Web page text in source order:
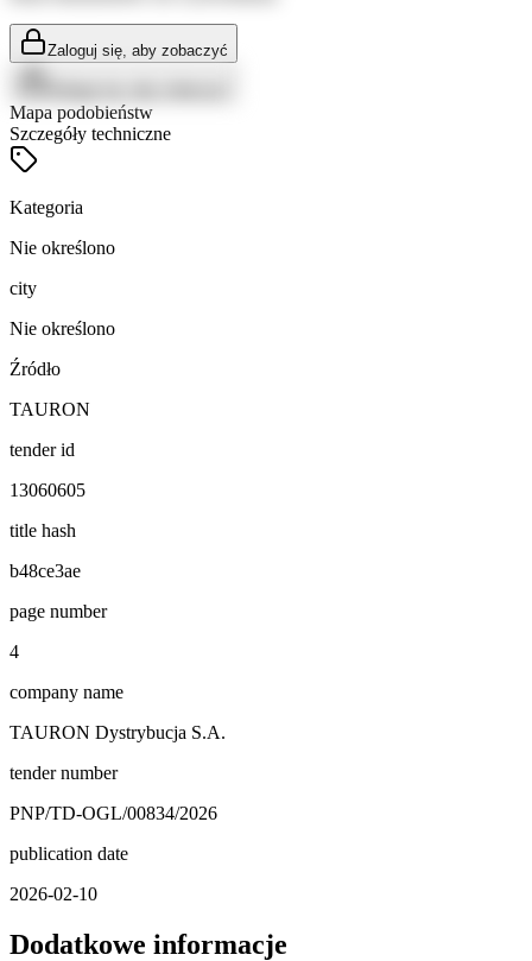
Zaloguj się, aby zobaczyć
Mapa podobieństw
Szczegóły techniczne
Kategoria
Nie określono
city
Nie określono
Źródło
TAURON
tender id
13060605
title hash
b48ce3ae
page number
4
company name
TAURON Dystrybucja S.A.
tender number
PNP/TD-OGL/00834/2026
publication date
2026-02-10
Dodatkowe informacje